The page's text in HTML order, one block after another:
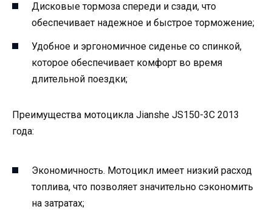
Дисковые тормоза спереди и сзади, что
обеспечивает надежное и быстрое торможение;
Удобное и эргономичное сиденье со спинкой,
которое обеспечивает комфорт во время
длительной поездки;
Преимущества мотоцикла Jianshe JS150-3C 2013
года:
Экономичность. Мотоцикл имеет низкий расход
топлива, что позволяет значительно сэкономить
на затратах;